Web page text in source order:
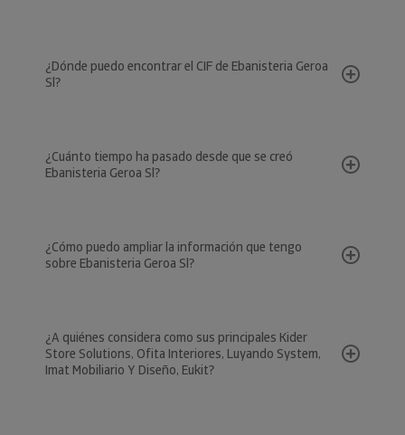
¿Dónde puedo encontrar el CIF de Ebanisteria Geroa
Sl?
¿Cuánto tiempo ha pasado desde que se creó
Ebanisteria Geroa Sl?
¿Cómo puedo ampliar la información que tengo
sobre Ebanisteria Geroa Sl?
¿A quiénes considera como sus principales Kider
Store Solutions, Ofita Interiores, Luyando System,
Imat Mobiliario Y Diseño, Eukit?